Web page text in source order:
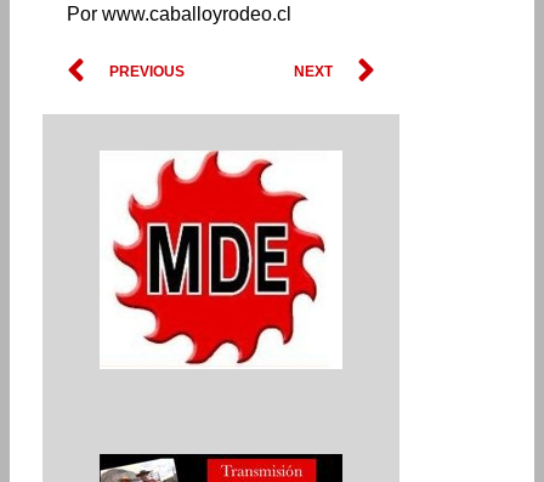
Por www.caballoyrodeo.cl
Prev
PREVIOUS NEXT